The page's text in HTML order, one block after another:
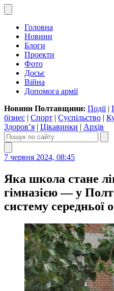
Головна
Новини
Блоги
Проекти
Фото
Досьє
Війна
Допомога армії
Новини Полтавщини: Події|
бізнес | Спорт | Суспільство |
Здоров’я | Цікавинки | Архів
7 червня 2024, 08:45
Яка школа стане
гімназією — у
систему середньої